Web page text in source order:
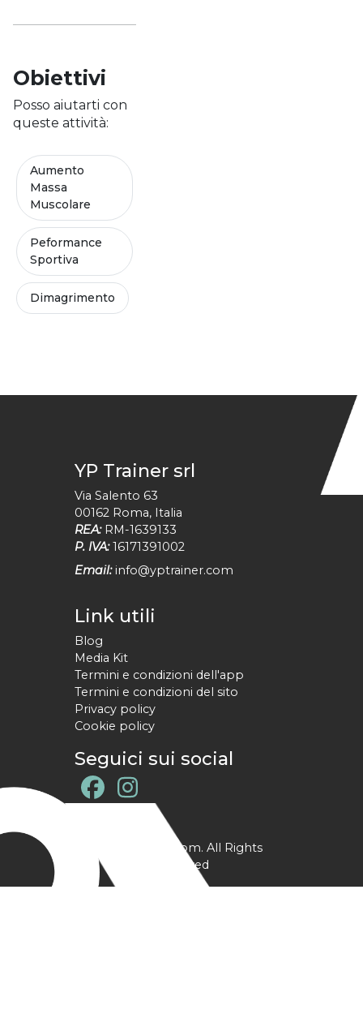
Obiettivi
Posso aiutarti con
queste attività:
Aumento
Massa
Muscolare
Peformance
Sportiva
Dimagrimento
YP Trainer srl
Via Salento 63
00162 Roma, Italia
REA: RM-1639133
P. IVA: 16171391002
Email: info@yptrainer.com
Link utili
Blog
Media Kit
Termini e condizioni dell'app
Termini e condizioni del sito
Privacy policy
Cookie policy
Seguici sui social
@ YPtrainer.com. All Rights
Reserved